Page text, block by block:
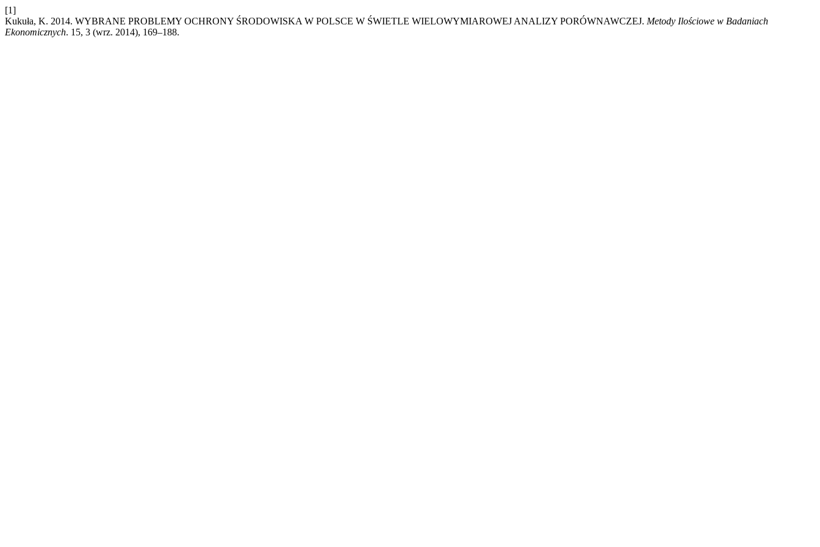
[1]
Kukuła, K. 2014. WYBRANE PROBLEMY OCHRONY ŚRODOWISKA W POLSCE W ŚWIETLE WIELOWYMIAROWEJ ANALIZY PORÓWNAWCZEJ. Metody Ilościowe w Badaniach
Ekonomicznych. 15, 3 (wrz. 2014), 169–188.